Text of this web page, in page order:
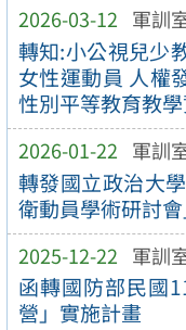
2026-03-12 軍訓
轉知:小公視兒少
女性運動員 人權
性別平等教育教
2026-01-22 軍訓
轉發國立政治大
衛動員學術研討
2025-12-22 軍訓
函轉國防部民國
營」實施計畫